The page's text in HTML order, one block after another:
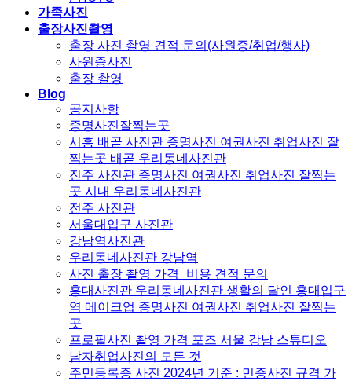
가족사진
출장사진촬영
출장 사진 촬영 견적 문의(사원증/취업/행사)
사원증사진
출장 촬영
Blog
공지사항
증명사진잘찍는곳
시흥 배곧 사진관 증명사진 여권사진 취업사진 잘
찍는곳 배곧 우리동네사진관
진주 사진관 증명사진 여권사진 취업사진 잘찍는
곳 시내 우리동네사진관
전주 사진관
서울대입구 사진관
강남역사진관
우리동네사진관 강남역
사진 출장 촬영 가격_비용 견적 문의
홍대사진관 우리동네사진관 생활의 달인 홍대입구
역 메이크업 증명사진 여권사진 취업사진 잘찍는
곳
프로필사진 촬영 가격 포즈 서울 강남 스튜디오
남자취업사진의 모든 것
주민등록증 사진 2024년 기준 : 민증사진 규격 가